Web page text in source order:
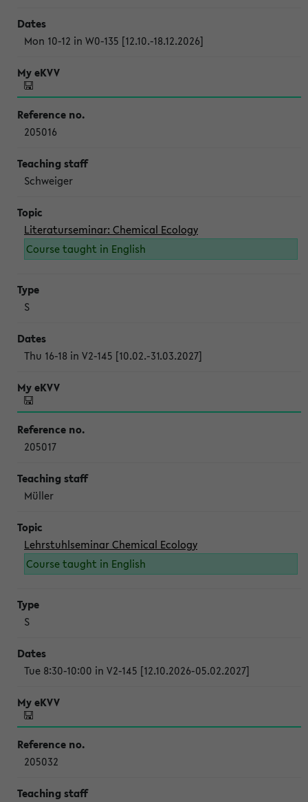
Mon 10-12 in W0-135 [12.10.-18.12.2026]
205016
Schweiger
Literaturseminar: Chemical Ecology
Course taught in English
S
Thu 16-18 in V2-145 [10.02.-31.03.2027]
205017
Müller
Lehrstuhlseminar Chemical Ecology
Course taught in English
S
Tue 8:30-10:00 in V2-145 [12.10.2026-05.02.2027]
205032